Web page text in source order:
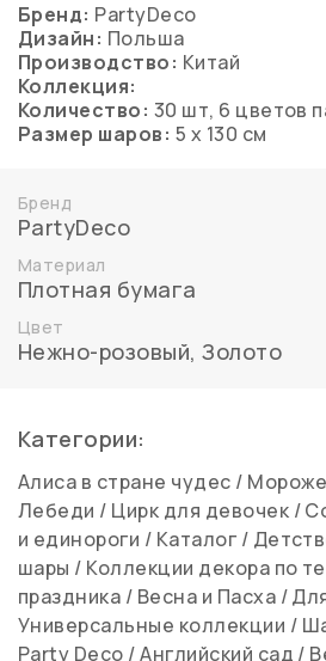
Бренд: PartyDeco
Дизайн: Польша
Производство: Китай
Коллекция:
Количество: 30 шт, 6 цветов
Размер шаров: 5 х 130 см
Бренд
PartyDeco
Материал
Плотная бумага
Цвет
Нежно-розовый,Золото
Категории:
Алиса в стране чудес /
Лебеди / Цирк для девочек /
и единороги / Каталог /
шары / Коллекции декора по
праздника / Весна и Пасха /
Универсальные коллекции /
Party Deco /Английский сад /